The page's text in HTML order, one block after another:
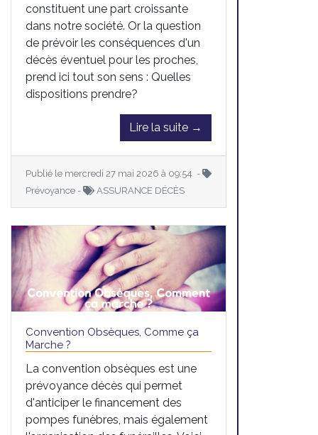
constituent une part croissante
dans notre société. Or la question
de prévoir les conséquences d'un
décès éventuel pour les proches,
prend ici tout son sens : Quelles
dispositions prendre?
Lire la suite →
Publié le mercredi 27 mai 2026 à 09:54 -
Prévoyance -
ASSURANCE DÉCÈS
Convention Obsèques, Comme ça
Marche ?
La convention obsèques est une
prévoyance décès qui permet
d'anticiper le financement des
pompes funèbres, mais également